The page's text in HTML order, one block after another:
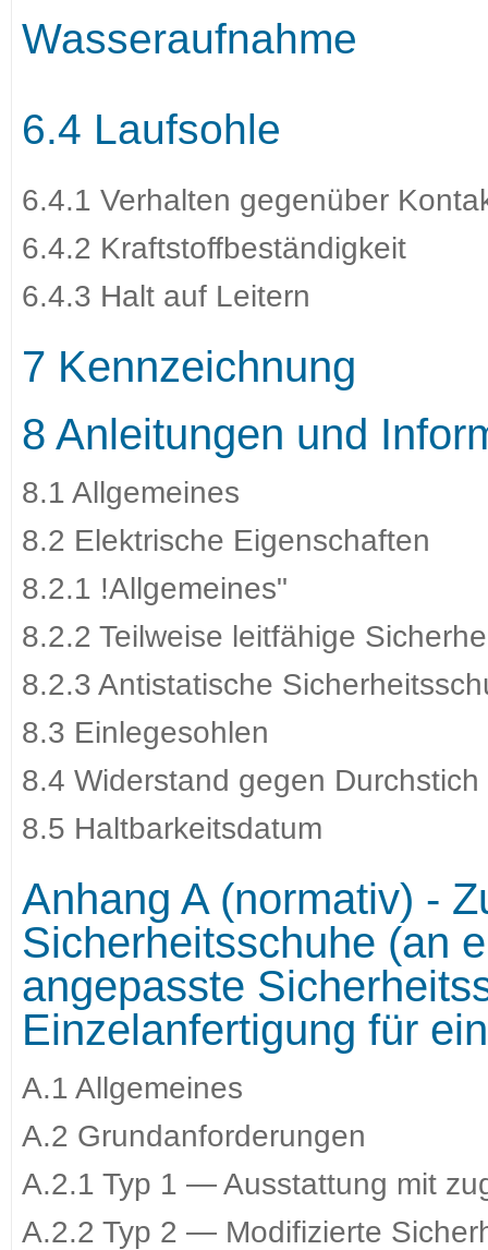
Wasseraufnahme
6.4 Laufsohle
6.4.1 Verhalten gegenüber
6.4.2 Kraftstoffbeständigkeit
6.4.3 Halt auf Leitern
7 Kennzeichnung
8 Anleitungen und
8.1 Allgemeines
8.2 Elektrische Eigenschaften
8.2.1 !Allgemeines"
8.2.2 Teilweise leitfähige
8.2.3 Antistatische
8.3 Einlegesohlen
8.4 Widerstand gegen Durchstich
8.5 Haltbarkeitsdatum
Anhang A (normativ) -
Sicherheitsschuhe (an
angepasste
Einzelanfertigung für
A.1 Allgemeines
A.2 Grundanforderungen
A.2.1 Typ 1 — Ausstattung mit
A.2.2 Typ 2 — Modifizierte